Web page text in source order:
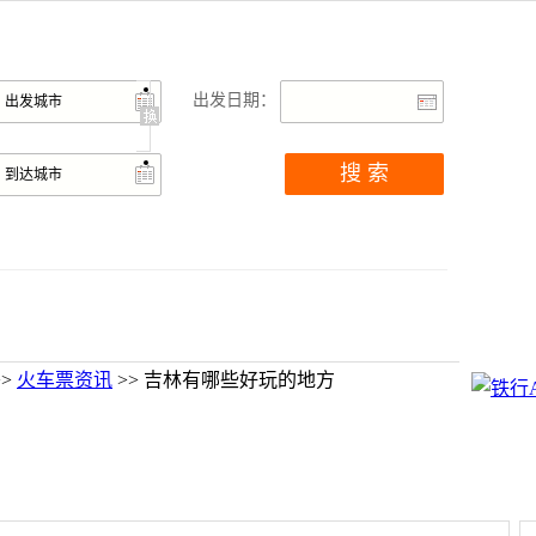
出发日期：
火车票资讯 >> 吉林有哪些好玩的地方